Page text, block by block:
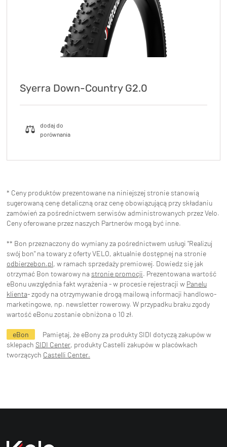
Syerra Down-Country G2.0
* Ceny produktów prezentowane na niniejszej stronie stanowią
sugerowaną cenę detaliczną oraz cenę obowiązującą przy składaniu
zamówień za pośrednictwem serwisów administrowanych przez Velo.
Ceny oferowane przez naszych Partnerów mogą być inne.
** Bon przeznaczony do wymiany za pośrednictwem usługi "Realizuj
swój bon" na towary z oferty VELO, aktualnie dostępnej na stronie
odbierzebon.pl, w ramach sprzedaży premiowej. Dowiedz się jak
otrzymać Bon towarowy na stronie promocji. Prezentowana wartość
eBonu uwzględnia fakt wyrażenia - w procesie rejestracji w Panelu
klienta- zgody na otrzymywanie drogą mailową informacji handlowo-
marketingowe, np. newsletter rowerowy. W przypadku braku zgody
wartość eBonu zostanie obniżona o 10 zł.
eBon
Pamiętaj, że eBony za produkty SIDI dotyczą zakupów w
sklepach SIDI Center, produkty Castelli zakupów w placówkach
tworzących Castelli Center.